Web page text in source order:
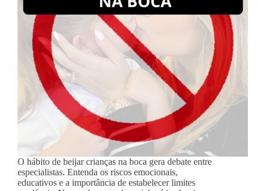
O hábito de beijar crianças na boca gera debate entre
especialistas. Entenda os riscos emocionais,
educativos e a importância de estabelecer limites